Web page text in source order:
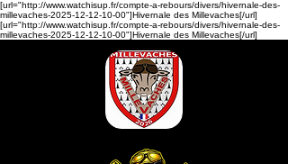
[url="http://www.watchisup.fr/compte-a-rebours/divers/hivernale-des-
millevaches-2025-12-12-10-00"]Hivernale des Millevaches[/url]
[url="http://www.watchisup.fr/compte-a-rebours/divers/hivernale-des-
millevaches-2025-12-12-10-00"]Hivernale des Millevaches[/url]